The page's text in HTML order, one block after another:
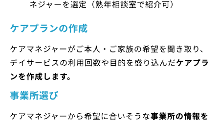
ネジャーを選定（熟年相談室で紹介可）
ケアプランの作成
ケアマネジャーがご本人・ご家族の希望を聞き取り、
デイサービスの利用回数や目的を盛り込んだケアプラ
ンを作成します。
事業所選び
ケアマネジャーから希望に合いそうな事業所の情報を